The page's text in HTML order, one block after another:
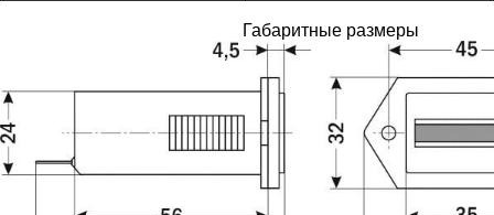
Габаритные размеры